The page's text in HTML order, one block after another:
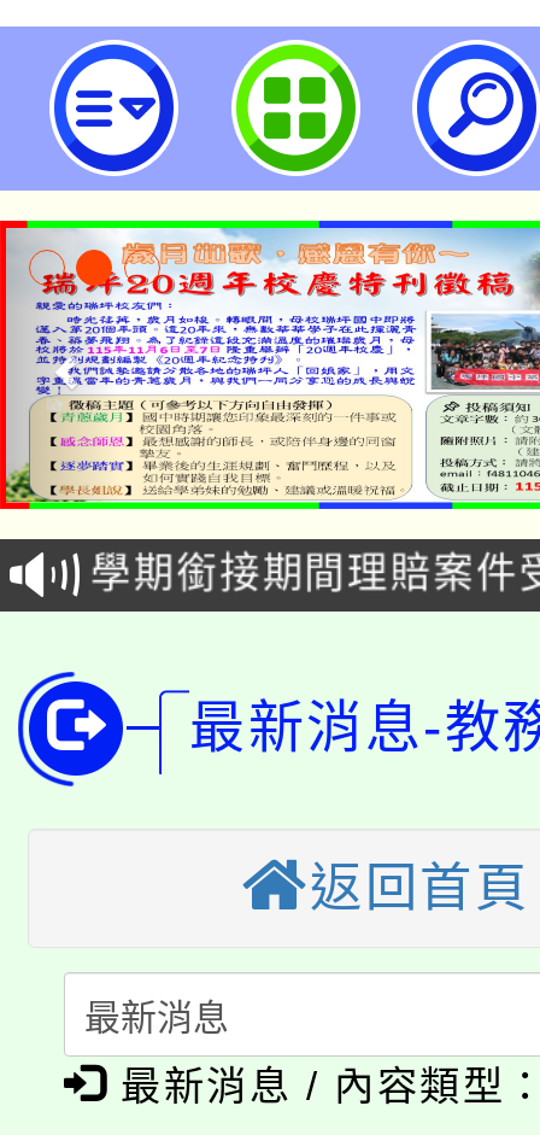
富邦慈善基金會攜手台灣大哥大「
活動-桃園市立瑞坪國民中學
淨零綠生活教案入校路
會
115年食農教育專業人
程
學期銜接期間理賠案件
學籍身 分審查程序及
版
淨零綠領人才培育課程
公告本校115學年度第
代理(課)教師甄選結果(
「2026金融保險知識
生本土語及新住民語歌
公告本校115學年度第
代理(課)教師甄選結果
公告本校115學年度第
代理(課)教師甄選結果(
轉知中國文化大學推廣
《TA101》溝通分析基
程，歡迎學生輔導中心
淨零綠生活教案入校路
會
115年食農教育專業人
最新消息-教
返回首頁
最新消息 / 內容類型